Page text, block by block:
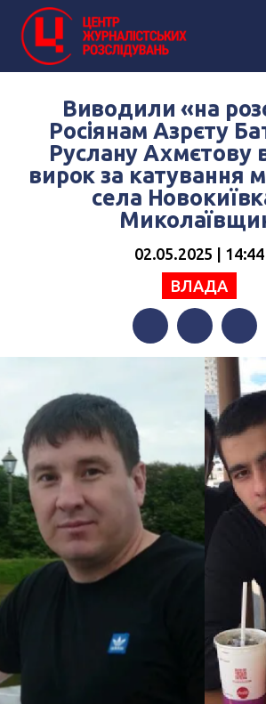
Виводили «на
Росіянам Азрєту
Руслану Ахмєтову
вирок за катування
села
02.05.2025 | 14:44
ВЛАДА
FacebookTwitter